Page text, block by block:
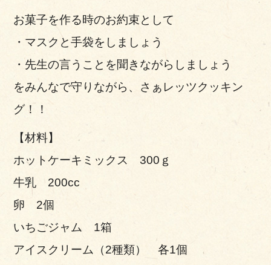
お菓子を作る時のお約束として
・マスクと手袋をしましょう
・先生の言うことを聞きながらしましょう
をみんなで守りながら、さぁレッツクッキン
グ！！
【材料】
ホットケーキミックス 300ｇ
牛乳 200cc
卵 2個
いちごジャム 1箱
アイスクリーム（2種類） 各1個